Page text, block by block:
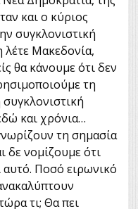
και ο κύριος
συγκλονιστική
λέτε Μακεδονία,
θα κάνουμε ότι δεν
τη
και χρόνια…
τη σημασία
δε νομίζουμε ότι
αυτό. Ποσό ειρωνικό
τι; Θα πει